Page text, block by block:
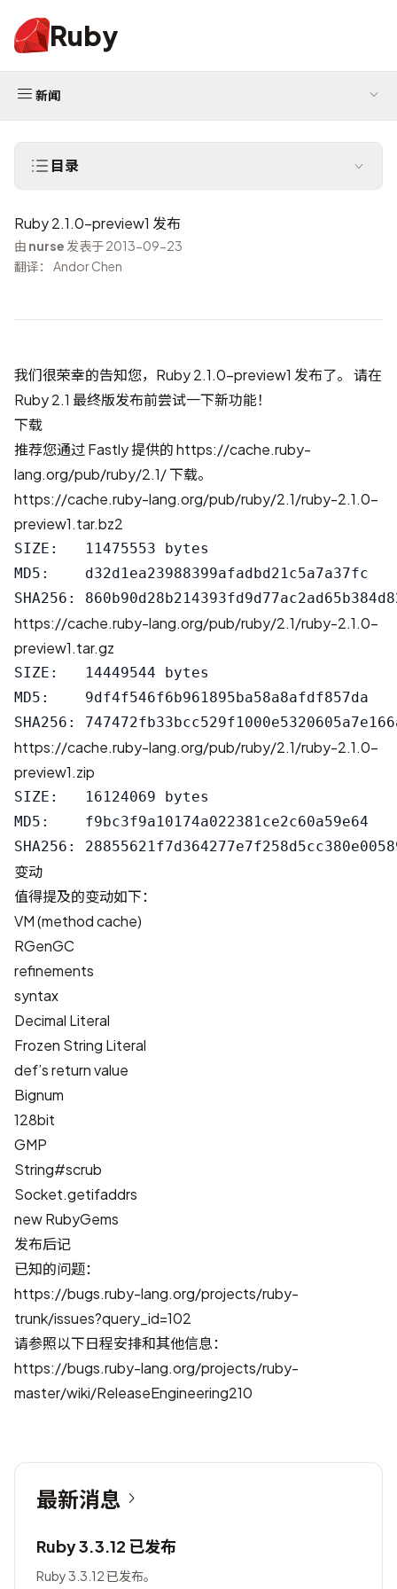
Ruby
新闻
目录
Ruby 2.1.0-preview1 发布
由 nurse 发表于 2013-09-23
翻译： Andor Chen
我们很荣幸的告知您，Ruby 2.1.0-preview1 发布了。 请在
Ruby 2.1 最终版发布前尝试一下新功能！
下载
推荐您通过 Fastly 提供的https://cache.ruby-
lang.org/pub/ruby/2.1/下载。
https://cache.ruby-lang.org/pub/ruby/2.1/ruby-2.1.0-
preview1.tar.bz2
SIZE:   11475553 bytes
MD5:    d32d1ea23988399afadbd21c5a7a37fc
https://cache.ruby-lang.org/pub/ruby/2.1/ruby-2.1.0-
preview1.tar.gz
SIZE:   14449544 bytes
MD5:    9df4f546f6b961895ba58a8afdf857da
https://cache.ruby-lang.org/pub/ruby/2.1/ruby-2.1.0-
preview1.zip
SIZE:   16124069 bytes
MD5:    f9bc3f9a10174a022381ce2c60a59e64
变动
值得提及的变动如下：
VM (method cache)
RGenGC
refinements
syntax
Decimal Literal
Frozen String Literal
def’s return value
Bignum
128bit
GMP
String#scrub
Socket.getifaddrs
new RubyGems
发布后记
已知的问题：
https://bugs.ruby-lang.org/projects/ruby-
trunk/issues?query_id=102
请参照以下日程安排和其他信息：
https://bugs.ruby-lang.org/projects/ruby-
master/wiki/ReleaseEngineering210
最新消息
Ruby 3.3.12 已发布
Ruby 3.3.12 已发布。